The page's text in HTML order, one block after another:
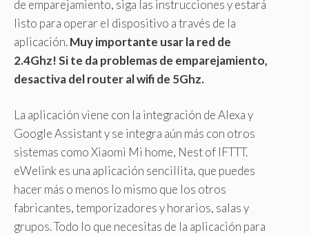
de emparejamiento, siga las instrucciones y estará
listo para operar el dispositivo a través de la
aplicación.Muy importante usar la red de
2.4Ghz! Si te da problemas de emparejamiento,
desactiva del router al wifi de 5Ghz.
La aplicación viene con la integración de Alexa y
Google Assistant y se integra aún más con otros
sistemas como Xiaomi Mi home, Nest of IFTTT.
eWelink es una aplicación sencillita, que puedes
hacer más o menos lo mismo que los otros
fabricantes, temporizadores y horarios, salas y
grupos. Todo lo que necesitas de la aplicación para